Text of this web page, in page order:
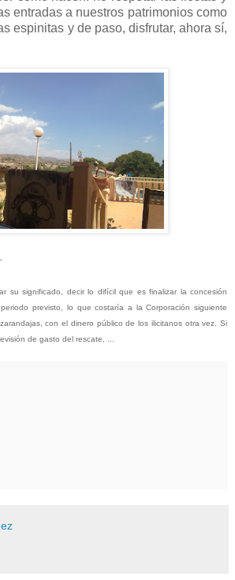
entradas a nuestros patrimonios como
espinitas y de paso, disfrutar, ahora sí,
su significado, decir lo difícil que es finalizar la concesión
previsto, lo que costaría a la Corporación siguiente
con el dinero público de los ilicitanos otra vez. Si
de gasto del rescate, ...